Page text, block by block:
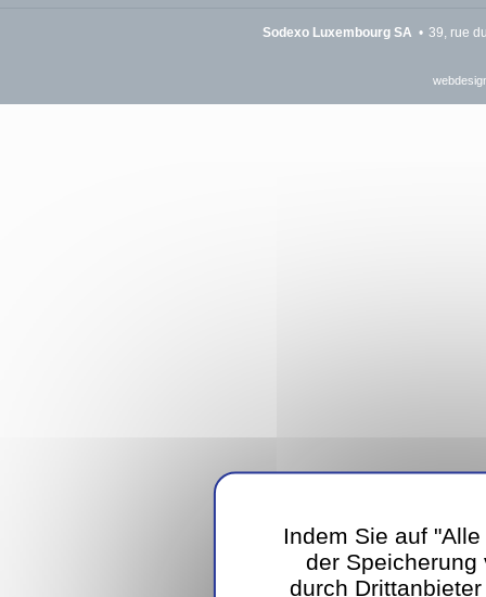
Sodexo Luxembourg SA 39, rue
Indem Sie auf
der Speicherung
durch